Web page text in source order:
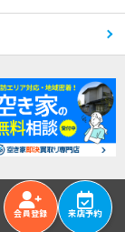
会員登録 来店予約